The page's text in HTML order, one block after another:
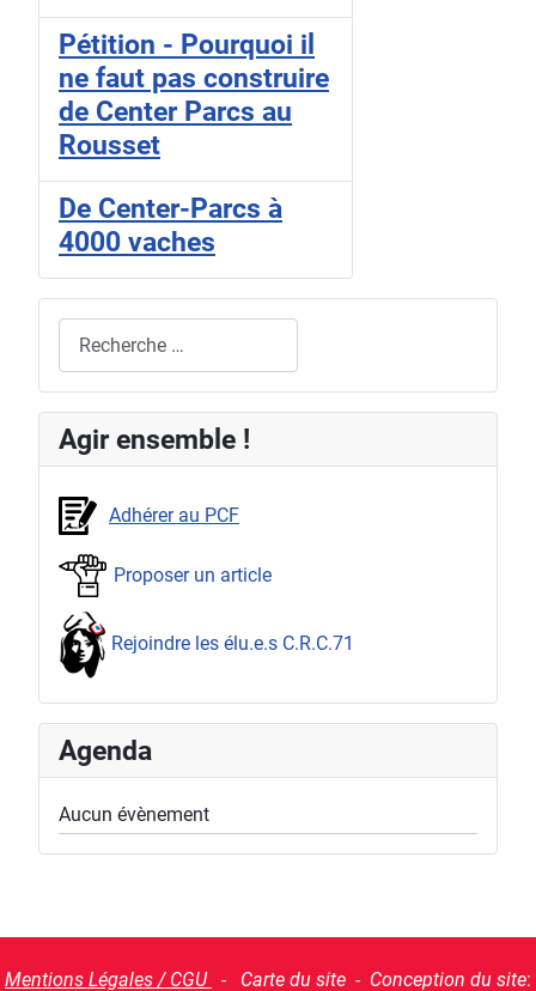
Pétition - Pourquoi il
ne faut pas construire
de Center Parcs au
Rousset
De Center-Parcs à
4000 vaches
Agir ensemble !
Adhérer au PCF
Proposer un article
Rejoindre les élu.e.s C.R.C.71
Agenda
Aucun évènement
Mentions Légales / CGU - Carte du site - Conception du site: